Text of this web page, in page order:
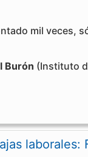
mil veces,
Burón (Instituto
laborales: